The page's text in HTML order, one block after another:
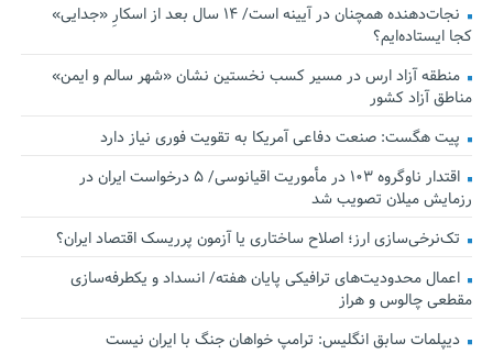
نجات‌دهنده‌ همچنان در آیینه است/ ۱۴ سال بعد از اسکارِ «جدایی»
کجا ایستاده‌ایم؟
منطقه آزاد ارس در مسیر کسب نخستین نشان «شهر سالم و ایمن»
مناطق آزاد کشور
پیت هگست: صنعت دفاعی آمریکا به تقویت فوری نیاز دارد
اقتدار ناوگروه ۱۰۳ در مأموریت‌ اقیانوسی/ ۵ درخواست ایران در
رزمایش میلان تصویب شد
تک‌نرخی‌سازی ارز؛ اصلاح ساختاری یا آزمون پرریسک اقتصاد ایران؟
اعمال محدودیت‌های ترافیکی پایان هفته/ انسداد و یکطرفه‌سازی
مقطعی چالوس و هراز
دیپلمات سابق انگلیس:‌ ترامپ خواهان جنگ با ایران نیست